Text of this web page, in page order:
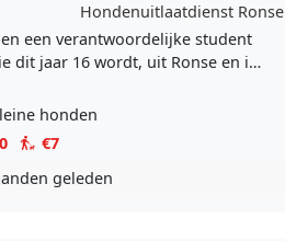
Hondenuitlaatdienst Ronse
een verantwoordelijke student
dit jaar 16 wordt, uit Ronse en ik
Ik ben beschikbaar om..
honden
€7
geleden